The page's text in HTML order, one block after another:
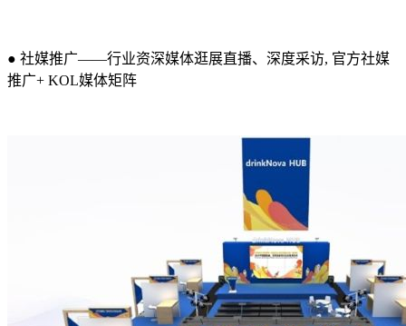
● 社媒推广——行业资深媒体逛展直播、深度采访, 官方社媒
推广+ KOL媒体矩阵